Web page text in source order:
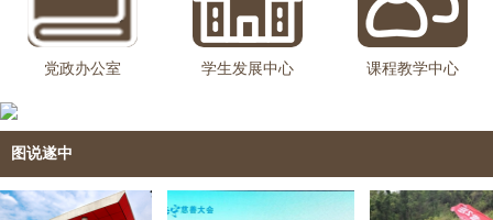
党政办公室 学生发展中心 课程教学中心
图说遂中